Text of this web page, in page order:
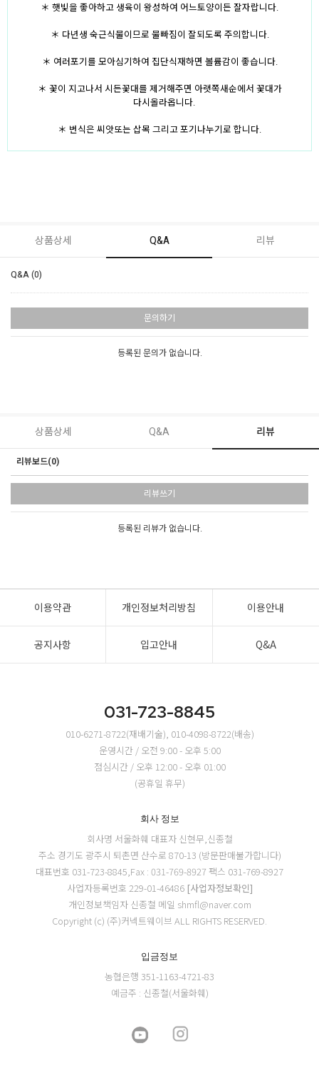
＊ 햇빛을 좋아하고 생육이 왕성하여 어느토양이든 잘자랍니다.
＊ 다년생 숙근식물이므로 물빠짐이 잘되도록 주의합니다.
＊ 여러포기를 모아심기하여 집단식재하면 볼륨감이 좋습니다.
＊ 꽃이 지고나서 시든꽃대를 제거해주면 아랫쪽새순에서 꽃대가
다시올라옵니다.
＊ 번식은 씨앗또는 삽목 그리고 포기나누기로 합니다.
상품상세 Q&A 리뷰
Q&A (0)
문의하기
등록된 문의가 없습니다.
상품상세 Q&A 리뷰
리뷰보드(0)
리뷰쓰기
등록된 리뷰가 없습니다.
이용약관 개인정보처리방침 이용안내
공지사항 입고안내 Q&A
031-723-8845
010-6271-8722(재배기술), 010-4098-8722(배송)
운영시간 / 오전 9:00 - 오후 5:00
점심시간 / 오후 12:00 - 오후 01:00
(공휴일 휴무)
회사 정보
회사명 서울화훼 대표자 신현무,신종철
주소 경기도 광주시 퇴촌면 산수로 870-13 (방문판매불가합니다)
대표번호 031-723-8845,Fax : 031-769-8927 팩스 031-769-8927
사업자등록번호 229-01-46486 [사업자정보확인]
개인정보책임자 신종철 메일 shmfl@naver.com
Copyright (c) (주)커넥트웨이브 ALL RIGHTS RESERVED.
입금정보
농협은행 351-1163-4721-83
예금주 : 신종철(서울화훼)